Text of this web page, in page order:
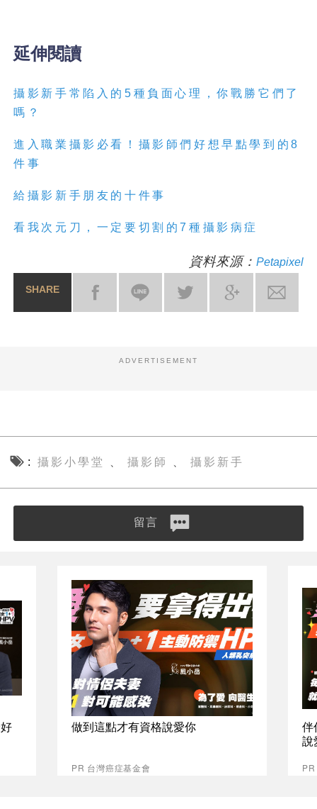
延伸閱讀
攝影新手常陷入的5種負面心理，你戰勝它們了
嗎？
進入職業攝影必看！攝影師們好想早點學到的8
件事
給攝影新手朋友的十件事
看我次元刀，一定要切割的7種攝影病症
資料來源： Petapixel
SHARE
ADVERTISEMENT
攝影小學堂 攝影師 攝影新手
留言
做到這點才有資格說愛你
PR 台灣癌症基金會
伴
說